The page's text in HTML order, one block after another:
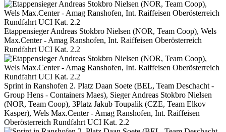
Etappensieger Andreas Stokbro Nielsen (NOR, Team Coop), Wels
Max.Center - Amag Ranshofen, Int. Raiffeisen Oberösterreich
Rundfahrt UCI Kat. 2.2
Sprint in Ranshofen 2. Platz Daan Soete (BEL, Team Deschacht -
Group Hens - Containers Maes), Sieger Andreas Stokbro Nielsen
(NOR, Team Coop), 3Platz Jakub Toupalik (CZE, Team Elkov
Kasper), Wels Max.Center - Amag Ranshofen, Int. Raiffeisen
Oberösterreich Rundfahrt UCI Kat. 2.2